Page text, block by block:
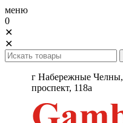
меню
0
✕
✕
г Набережные Челны,
проспект, 118а